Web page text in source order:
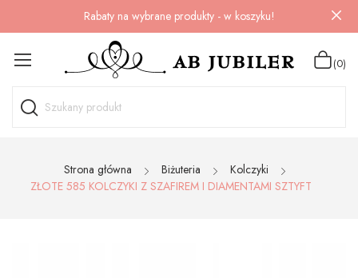
Rabaty na wybrane produkty - w koszyku!
(0)
Strona główna Biżuteria
Kolczyki
ZŁOTE 585 KOLCZYKI Z SZAFIREM I DIAMENTAMI SZTYFT